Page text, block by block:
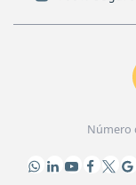
Número